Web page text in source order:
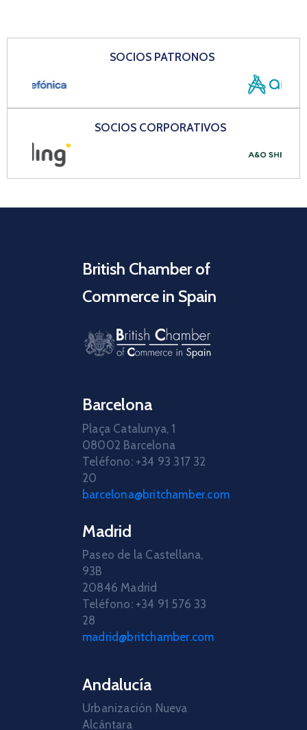
SOCIOS PATRONOS
SOCIOS CORPORATIVOS
British Chamber of
Commerce in Spain
Barcelona
Plaça Catalunya, 1
08002 Barcelona
Teléfono: +34 93 317 32
20
barcelona@britchamber.com
Madrid
Paseo de la Castellana,
93B
20846 Madrid
Teléfono: +34 91 576 33
28
madrid@britchamber.com
Andalucía
Urbanización Nueva
Alcántara